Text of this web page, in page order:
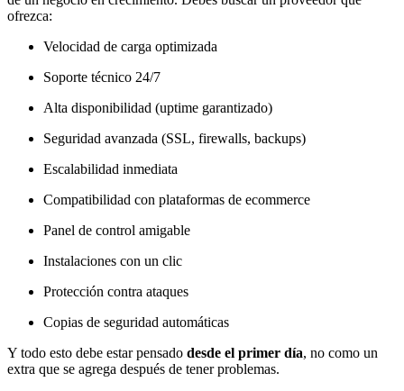
ofrezca:
Velocidad de carga optimizada
Soporte técnico 24/7
Alta disponibilidad (uptime garantizado)
Seguridad avanzada (SSL, firewalls, backups)
Escalabilidad inmediata
Compatibilidad con plataformas de ecommerce
Panel de control amigable
Instalaciones con un clic
Protección contra ataques
Copias de seguridad automáticas
Y todo esto debe estar pensado desde el primer día, no como un
extra que se agrega después de tener problemas.